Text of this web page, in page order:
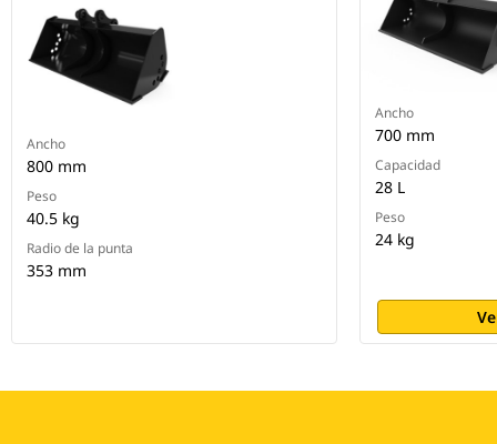
Ancho
800 mm
Peso
40.5 kg
Radio de la punta
353 mm
Ancho
700 mm
Capacidad
28 L
Peso
24 kg